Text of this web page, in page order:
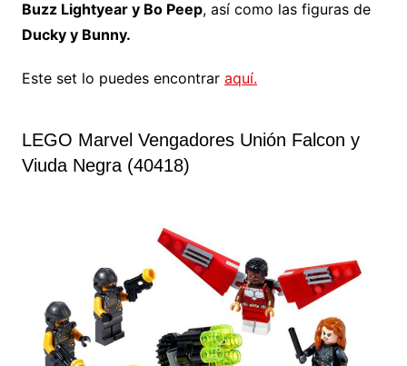
Buzz Lightyear y Bo Peep, así como las figuras de
Ducky y Bunny.
Este set lo puedes encontrar aquí.
LEGO Marvel Vengadores Unión Falcon y
Viuda Negra (40418)